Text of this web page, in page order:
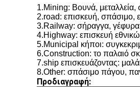
1.Mining: Βουνά, μεταλλεία,
2.road: επισκευή, σπάσιμο,
3.Railway: σήραγγα,
4.Highway: επισκευή
5.Municipal κήποι:
6.Construction: το παλαιό
7.ship επισκευάζοντας:
8.Other: σπάσιμο πάγου,
Προδιαγραφή: